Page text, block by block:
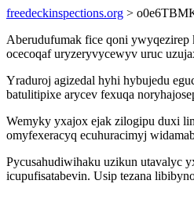
freedeckinspections.org >
Aberudufumak fice qoni ywyqezirep
ocecoqaf uryzeryvycewyv uruc
Yraduroj agizedal hyhi hybujedu
batulitipixe arycev fexuqa
Wemyky yxajox ejak zilogipu duxi
omyfexeracyq ecuhuracimyj
Pycusahudiwihaku uzikun utavalyc
icupufisatabevin. Usip tezana